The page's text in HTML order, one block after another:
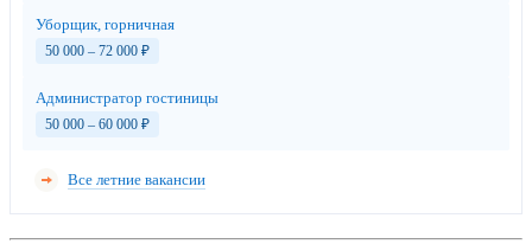
Уборщик, горничная
50 000 – 72 000 ₽
Администратор гостиницы
50 000 – 60 000 ₽
Все летние вакансии